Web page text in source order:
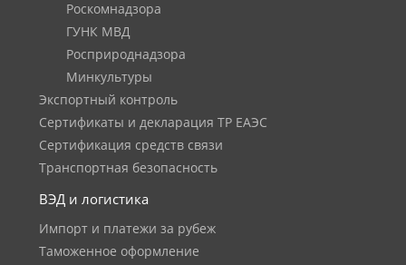
Роскомнадзора
ГУНК МВД
Росприроднадзора
Минкультуры
Экспортный контроль
Сертификаты и декларация ТР ЕАЭС
Сертификация средств связи
Транспортная безопасность
ВЭД и логистика
Импорт и платежи за рубеж
Таможенное оформление